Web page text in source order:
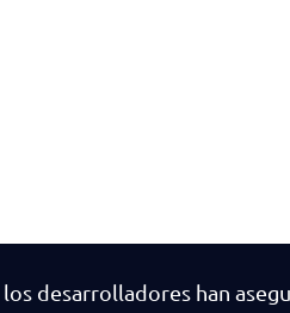
desarrolladores han